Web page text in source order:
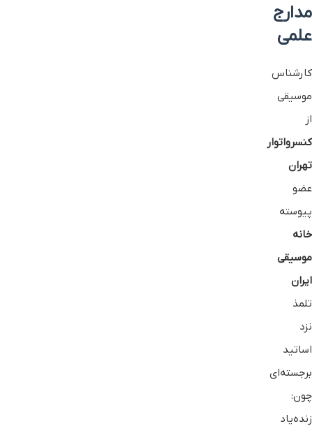
مدارج
علمی
کارشناس
موسیقی
از
کنسرواتوار
تهران
عضو
پیوسته
خانه
موسیقی
ایران
تلمذ
نزد
اساتید
برجسته‌ای
چون:
زنده‌یاد